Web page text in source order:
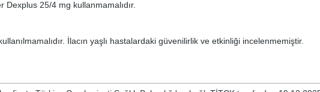
25/4 mg kullanmamalıdır.
İlacın yaşlı hastalardaki güvenilirlik ve etkinliği incelenmemiştir.